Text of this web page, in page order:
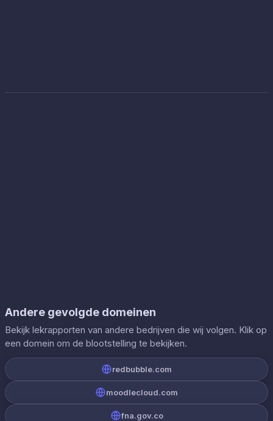
Andere gevolgde domeinen
Bekijk lekrapporten van andere bedrijven die wij volgen. Klik op
een domein om de blootstelling te bekijken.
redbubble.com
moodlecloud.com
fna.gov.co